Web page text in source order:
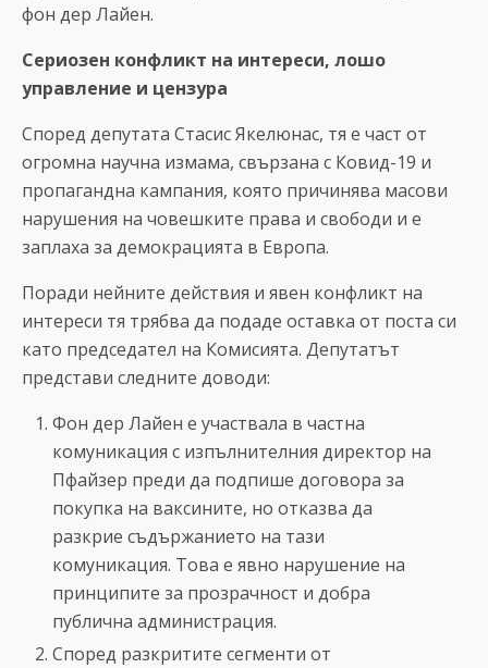
фон дер Лайен.
Сериозен конфликт на интереси, лошо
управление и цензура
Според депутата Стасис Якелюнас, тя е част от
огромна научна измама, свързана с Ковид-19 и
пропагандна кампания, която причинява масови
нарушения на човешките права и свободи и е
заплаха за демокрацията в Европа.
Поради нейните действия и явен конфликт на
интереси тя трябва да подаде оставка от поста си
като председател на Комисията. Депутатът
представи следните доводи:
Фон дер Лайен е участвала в частна
комуникация с изпълнителния директор на
Пфайзер преди да подпише договора за
покупка на ваксините, но отказва да
разкрие съдържанието на тази
комуникация. Това е явно нарушение на
принципите за прозрачност и добра
публична администрация.
Според разкритите сегменти от